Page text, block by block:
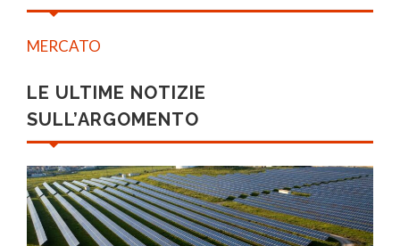
MERCATO
LE ULTIME NOTIZIE
SULL’ARGOMENTO